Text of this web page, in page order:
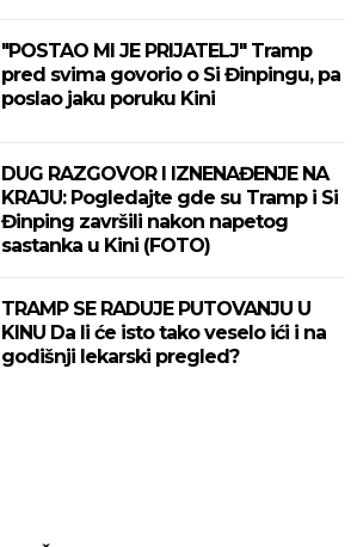
"POSTAO MI JE PRIJATELJ" Tramp
pred svima govorio o Si Đinpingu, pa
poslao jaku poruku Kini
DUG RAZGOVOR I IZNENAĐENJE NA
KRAJU: Pogledajte gde su Tramp i Si
Đinping završili nakon napetog
sastanka u Kini (FOTO)
TRAMP SE RADUJE PUTOVANJU U
KINU Da li će isto tako veselo ići i na
godišnji lekarski pregled?